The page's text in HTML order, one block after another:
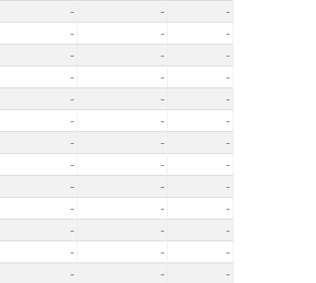
- -
-
- -
-
- -
-
- -
-
- -
-
- -
-
- -
-
- -
-
- -
-
- -
-
- -
-
- -
-
- -
-